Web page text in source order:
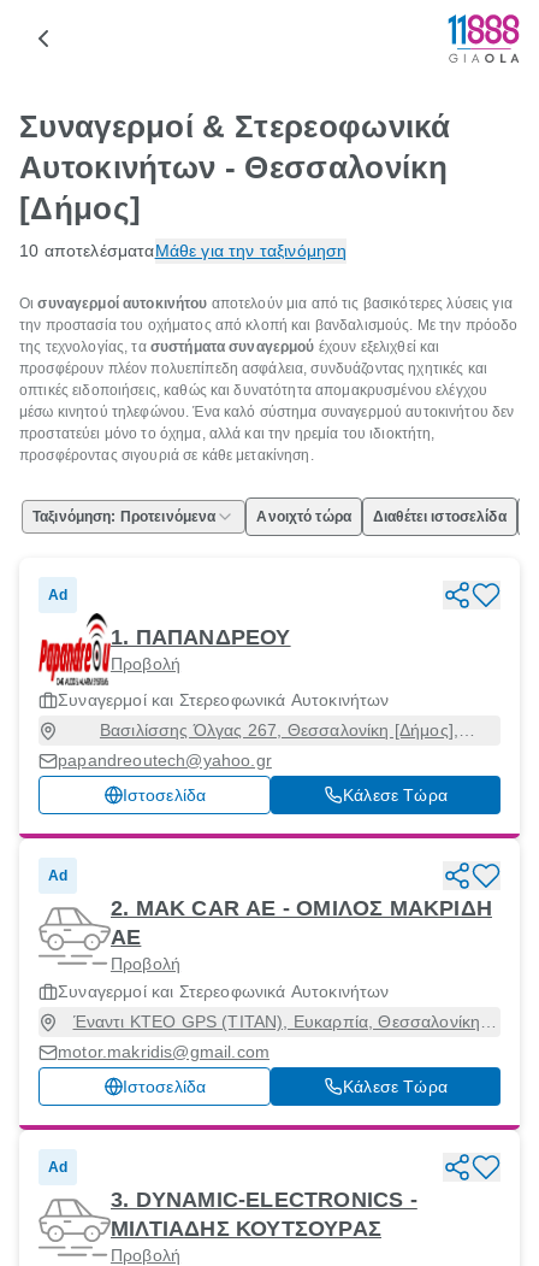
Συναγερμοί & Στερεοφωνικά
Αυτοκινήτων - Θεσσαλονίκη
[Δήμος]
10 αποτελέσματαΜάθε για την ταξινόμηση
Οισυναγερμοί αυτοκινήτου αποτελούν μια από τις βασικότερες λύσεις για
την προστασία του οχήματος από κλοπή και βανδαλισμούς. Με την πρόοδο
της τεχνολογίας, τα συστήματα συναγερμού έχουν εξελιχθεί και
προσφέρουν πλέον πολυεπίπεδη ασφάλεια, συνδυάζοντας ηχητικές και
οπτικές ειδοποιήσεις, καθώς και δυνατότητα απομακρυσμένου ελέγχου
μέσω κινητού τηλεφώνου. Ένα καλό σύστημα συναγερμού αυτοκινήτου δεν
προστατεύει μόνο το όχημα, αλλά και την ηρεμία του ιδιοκτήτη,
προσφέροντας σιγουριά σε κάθε μετακίνηση.
Ταξινόμηση: Προτεινόμενα Ανοιχτό τώρα Διαθέτει ιστοσελίδα
Ad
1. ΠΑΠΑΝΔΡΕΟΥ
Προβολή
Συναγερμοί και Στερεοφωνικά Αυτοκινήτων
Βασιλίσσης Όλγας 267, Θεσσαλονίκη [Δήμος],
Θεσσαλονίκη, 54655
papandreoutech@yahoo.gr
Ιστοσελίδα
Κάλεσε Τώρα
Ad
2. MAK CAR ΑΕ - ΟΜΙΛΟΣ ΜΑΚΡΙΔΗ
ΑΕ
Προβολή
Συναγερμοί και Στερεοφωνικά Αυτοκινήτων
Έναντι KTEO GPS (TITAN), Ευκαρπία, Θεσσαλονίκη,
56429
motor.makridis@gmail.com
Ιστοσελίδα
Κάλεσε Τώρα
Ad
3. DYNAMIC-ELECTRONICS -
ΜΙΛΤΙΑΔΗΣ ΚΟΥΤΣΟΥΡΑΣ
Προβολή